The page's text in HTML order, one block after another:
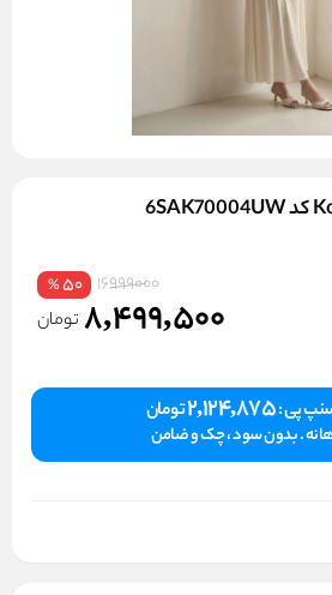
16999000
50
%
8,499,500 تومان
پی :2,124,875تومان
. بدون سود ، چک و ضامن